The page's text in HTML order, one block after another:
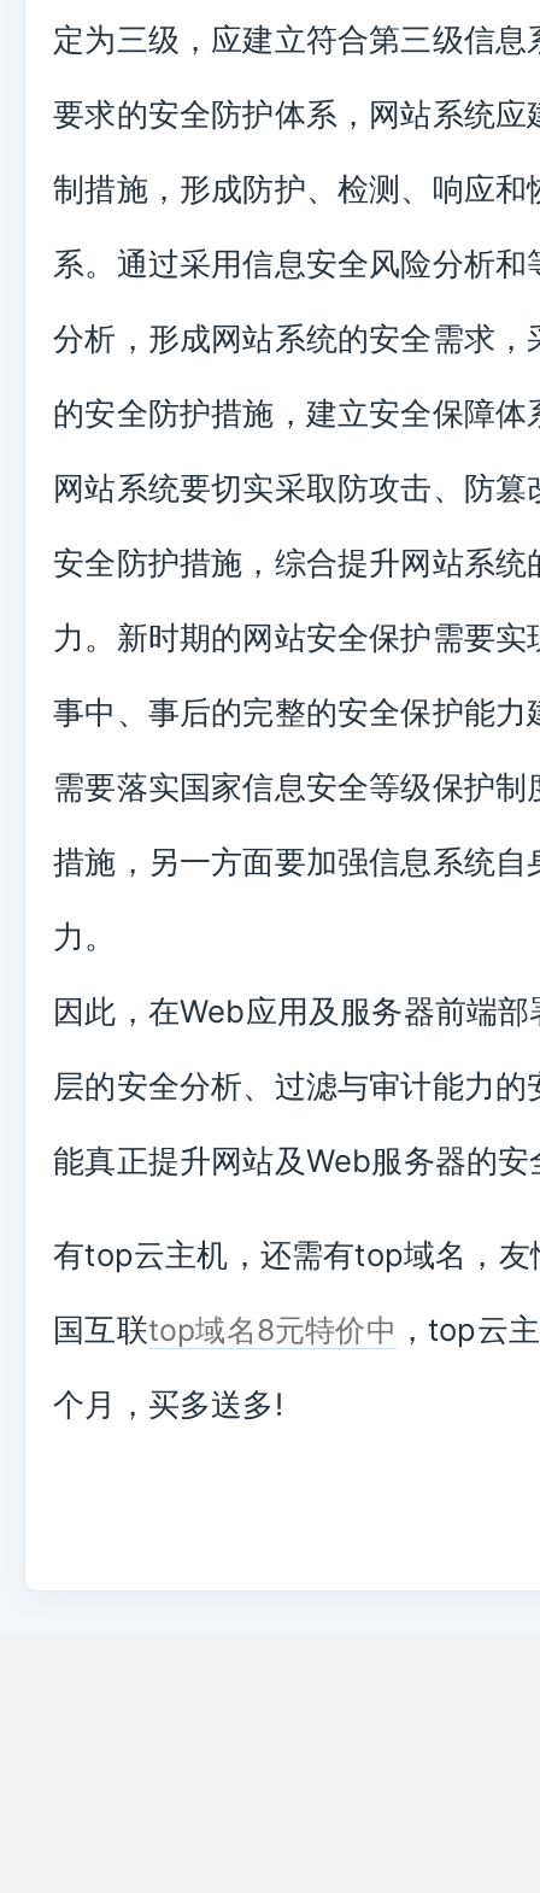
定为三级，应建立符合第三级信息
要求的安全防护体系，网站系统应
制措施，形成防护、检测、响应和
系。通过采用信息安全风险分析和
分析，形成网站系统的安全需求，
的安全防护措施，建立安全保障体
网站系统要切实采取防攻击、防篡
安全防护措施，综合提升网站系统
力。新时期的网站安全保护需要实
事中、事后的完整的安全保护能力
需要落实国家信息安全等级保护制
措施，另一方面要加强信息系统自
力。
因此，在Web应用及服务器前端
层的安全分析、过滤与审计能力的
能真正提升网站及Web服务器的安
有top云主机，还需有top域名，友
国互联top域名8元特价中 ，top云
个月，买多送多!